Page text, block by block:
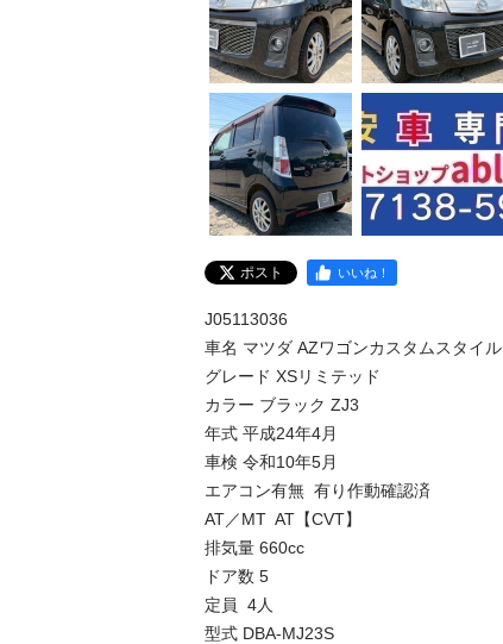
ポスト いいね！
J05113036
車名 マツダ AZワゴンカスタムスタイル
グレード XSリミテッド
カラー ブラック ZJ3
年式 平成24年4月
車検 令和10年5月
エアコン有無  有り作動確認済
AT／MT  AT【CVT】
排気量 660cc
ドア数 5
定員  4人
型式 DBA-MJ23S